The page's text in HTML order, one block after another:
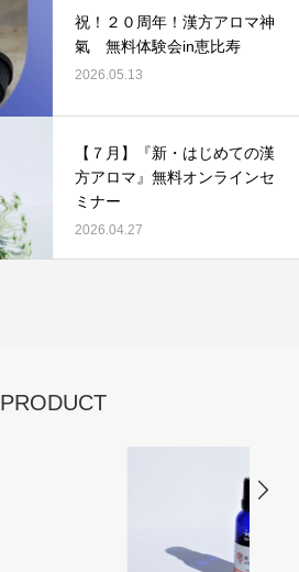
祝！２０周年！漢方アロマ神
氣 無料体験会in恵比寿
2026.05.13
​【７月】『新・はじめての漢
方アロマ』無料オンラインセ
ミナー
2026.04.27
PRODUCT